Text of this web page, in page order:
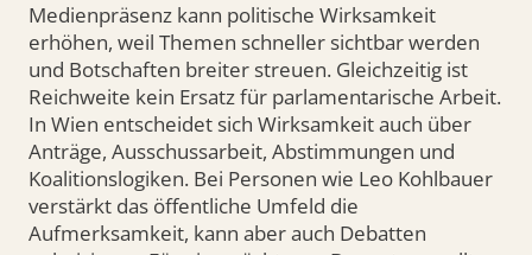
Medienpräsenz kann politische Wirksamkeit
erhöhen, weil Themen schneller sichtbar werden
und Botschaften breiter streuen. Gleichzeitig ist
Reichweite kein Ersatz für parlamentarische Arbeit.
In Wien entscheidet sich Wirksamkeit auch über
Anträge, Ausschussarbeit, Abstimmungen und
Koalitionslogiken. Bei Personen wie Leo Kohlbauer
verstärkt das öffentliche Umfeld die
Aufmerksamkeit, kann aber auch Debatten